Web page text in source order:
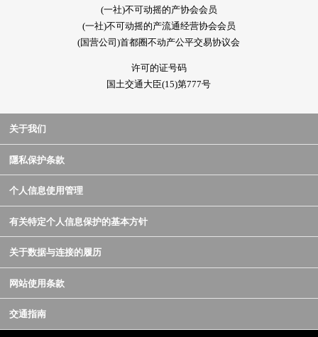
(一社)不可动摇的产协会会员
(一社)不可动摇的产流通经营协会会员
(国营公司)首都圈不动产公平交易协议会
许可的证号码
国土交通大臣(15)第777号
关于我们
隱私保护条款
个人信息使用管理
有关特定个人信息保护的基本方针
关于数据与连接的履历
网站使用条款
交通指南